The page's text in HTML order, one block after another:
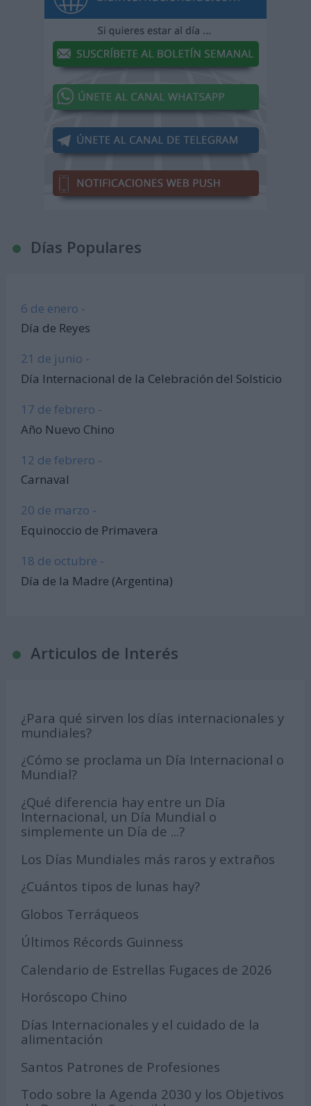
Días Populares
6 de enero -
Día de Reyes
21 de junio -
Día Internacional de la Celebración del Solsticio
17 de febrero -
Año Nuevo Chino
12 de febrero -
Carnaval
20 de marzo -
Equinoccio de Primavera
18 de octubre -
Día de la Madre (Argentina)
Articulos de Interés
¿Para qué sirven los días internacionales y
mundiales?
¿Cómo se proclama un Día Internacional o
Mundial?
¿Qué diferencia hay entre un Día
Internacional, un Día Mundial o
simplemente un Día de ...?
Los Días Mundiales más raros y extraños
¿Cuántos tipos de lunas hay?
Globos Terráqueos
Últimos Récords Guinness
Calendario de Estrellas Fugaces de 2026
Horóscopo Chino
Días Internacionales y el cuidado de la
alimentación
Santos Patrones de Profesiones
Todo sobre la Agenda 2030 y los Objetivos